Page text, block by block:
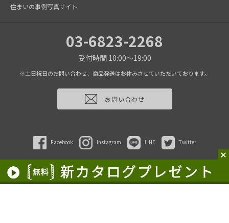
住まいの事例写真サイト
03-6823-2268
受付時間 10:00～19:00
※土日祝日のお問い合わせ、商品発送はお休みさせていただいております。
お問い合わせ
Facebook Instagram LINE Twitter